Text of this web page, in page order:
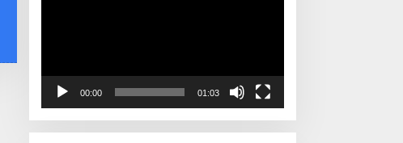
00:00 01:03